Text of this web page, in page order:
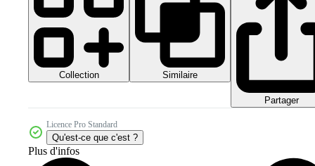
Collection Similaire
Partager
Licence Pro Standard
Qu'est-ce que c'est ?
Plus d'infos